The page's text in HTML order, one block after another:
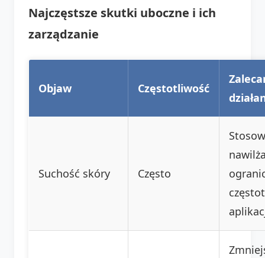
Najczęstsze skutki uboczne i ich
zarządzanie
Objaw Częstotliwość
Suchość skóry Często